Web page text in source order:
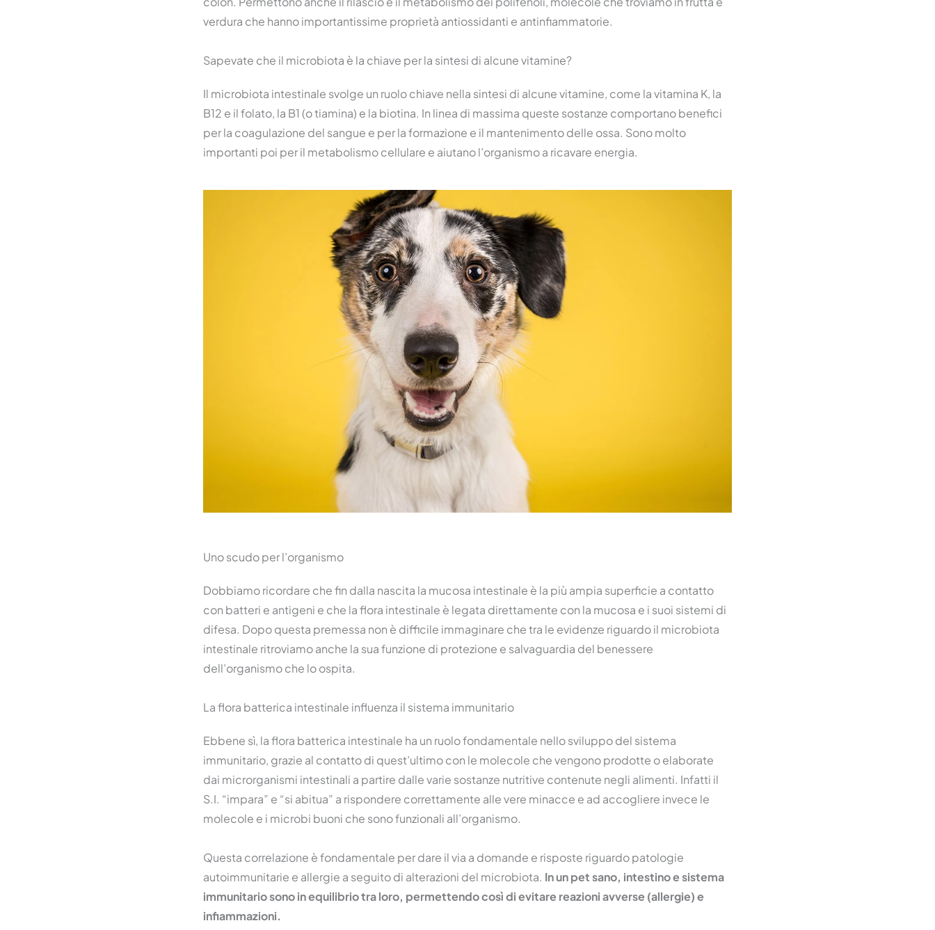
verdura che hanno importantissime proprietà antiossidanti e antinfiammatorie.
Sapevate che il microbiota è la chiave per la sintesi di alcune vitamine?
Il microbiota intestinale svolge un ruolo chiave nella sintesi di alcune vitamine, come la vitamina K, la
B12 e il folato, la B1 (o tiamina) e la biotina. In linea di massima queste sostanze comportano benefici
per la coagulazione del sangue e per la formazione e il mantenimento delle ossa. Sono molto
importanti poi per il metabolismo cellulare e aiutano l’organismo a ricavare energia.
Uno scudo per l’organismo
Dobbiamo ricordare che fin dalla nascita la mucosa intestinale è la più ampia superficie a contatto
con batteri e antigeni e che la flora intestinale è legata direttamente con la mucosa e i suoi sistemi di
difesa. Dopo questa premessa non è difficile immaginare che tra le evidenze riguardo il microbiota
intestinale ritroviamo anche la sua funzione di protezione e salvaguardia del benessere
dell’organismo che lo ospita.
La flora batterica intestinale influenza il sistema immunitario
Ebbene sì, la flora batterica intestinale ha un ruolo fondamentale nello sviluppo del sistema
immunitario, grazie al contatto di quest’ultimo con le molecole che vengono prodotte o elaborate
dai microrganismi intestinali a partire dalle varie sostanze nutritive contenute negli alimenti. Infatti il
S.I. “impara” e “si abitua” a rispondere correttamente alle vere minacce e ad accogliere invece le
molecole e i microbi buoni che sono funzionali all’organismo.
Questa correlazione è fondamentale per dare il via a domande e risposte riguardo patologie
autoimmunitarie e allergie a seguito di alterazioni del microbiota. In un pet sano, intestino e sistema
immunitario sono in equilibrio tra loro, permettendo così di evitare reazioni avverse (allergie) e
infiammazioni.